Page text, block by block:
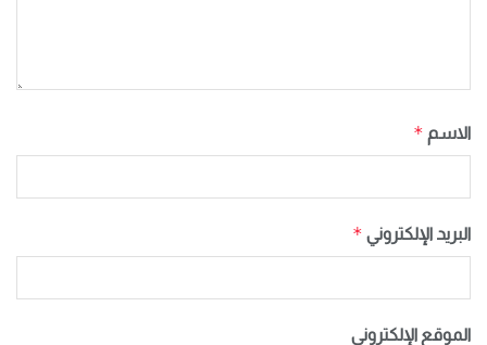
الاسم *
البريد الإلكتروني *
الموقع الإلكتروني